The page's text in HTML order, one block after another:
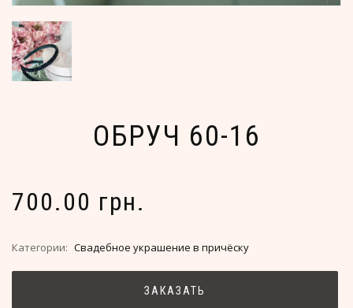
ОБРУЧ 60-16
700.00 грн.
Категории: Свадебное украшение в причёску
ЗАКАЗАТЬ